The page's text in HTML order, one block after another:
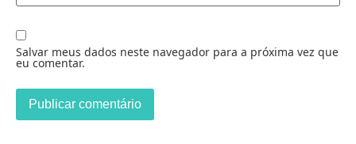
Salvar meus dados neste navegador para a próxima vez que
eu comentar.